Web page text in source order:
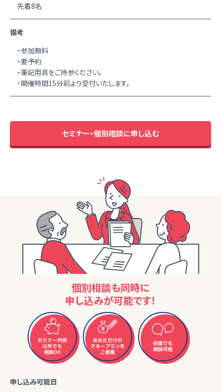
先着8名
備考
・参加無料
・要予約
・筆記用具をご持参ください。
・開催時間15分前より受付いたします。
セミナー・個別相談に申し込む
個別相談も同時に
申し込みが可能です！
セミナー内容
以外でも
相談OK
あなただけの
マネープランを
ご提案
何度でも
相談可能
申し込み可能日